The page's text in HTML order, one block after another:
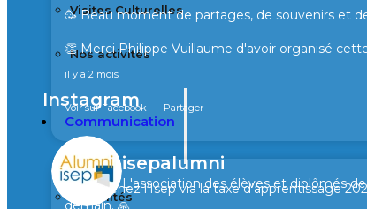
Visites Culturelles
Nos activités
Communication
Actualités
🥳 Beau moment de partages, de souvenirs et
👏 Merci Philippe Vuillaume d'avoir organisé
il y a 2 mois
Voir sur Facebook · Partager
🙏 Soutenez l’Isep via la taxe d’apprentissage
demain. 🙏
Instagram
isepalumni
L'association des élèves et diplômés